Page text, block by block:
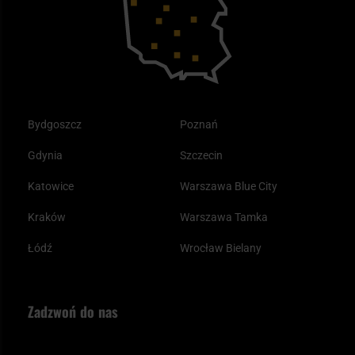
Bydgoszcz
Gdynia
Katowice
Kraków
Łódź
Poznań
Szczecin
Warszawa Blue City
Warszawa Tamka
Wrocław Bielany
Plecak ewakuacyjny preppersa
Zadzwoń do nas